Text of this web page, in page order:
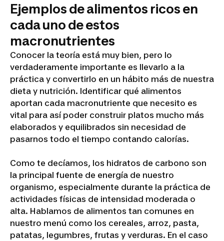
Ejemplos de alimentos ricos en
cada uno de estos
macronutrientes
Conocer la teoría está muy bien, pero lo
verdaderamente importante es llevarlo a la
práctica y convertirlo en un hábito más de nuestra
dieta y nutrición. Identificar qué alimentos
aportan cada macronutriente que necesito es
vital para así poder construir platos mucho más
elaborados y equilibrados sin necesidad de
pasarnos todo el tiempo contando calorías.
Como te decíamos, los hidratos de carbono son
la principal fuente de energía de nuestro
organismo, especialmente durante la práctica de
actividades físicas de intensidad moderada o
alta. Hablamos de alimentos tan comunes en
nuestro menú como los cereales, arroz, pasta,
patatas, legumbres, frutas y verduras. En el caso